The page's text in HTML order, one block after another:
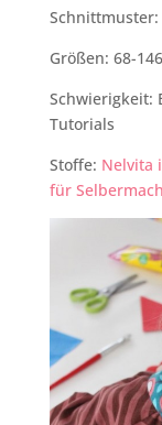
Schnittmuster:
Größen: 68-146
Schwierigkeit:
Tutorials
Stoffe: Nelvita
für